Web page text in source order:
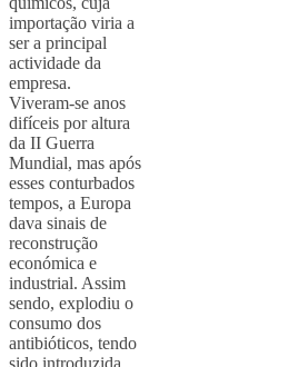
importação viria a
ser a principal
actividade da
empresa.
Viveram-se anos
difíceis por altura
da II Guerra
Mundial, mas após
esses conturbados
tempos, a Europa
dava sinais de
reconstrução
económica e
industrial. Assim
sendo, explodiu o
consumo dos
antibióticos, tendo